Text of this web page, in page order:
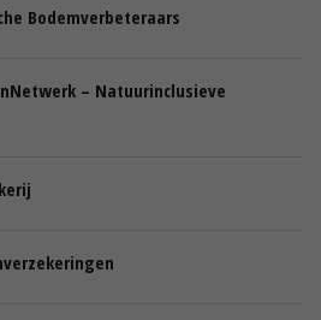
Bodemverbeteraars
– Natuurinclusieve